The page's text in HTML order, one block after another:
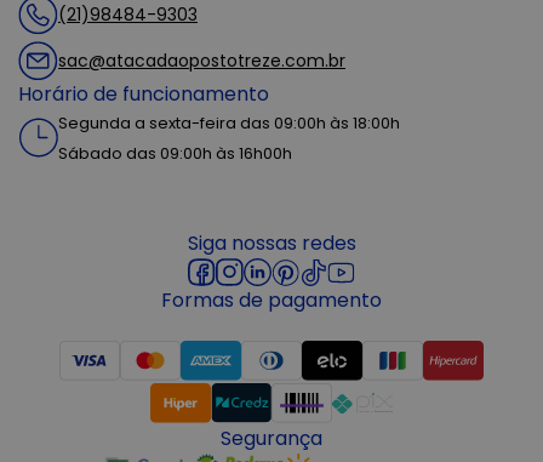
(21)98484-9303
sac@atacadaopostotreze.com.br
Horário de funcionamento
Segunda a sexta-feira das 09:00h às 18:00h
Sábado das 09:00h às 16h00h
Siga nossas redes
Formas de pagamento
Segurança